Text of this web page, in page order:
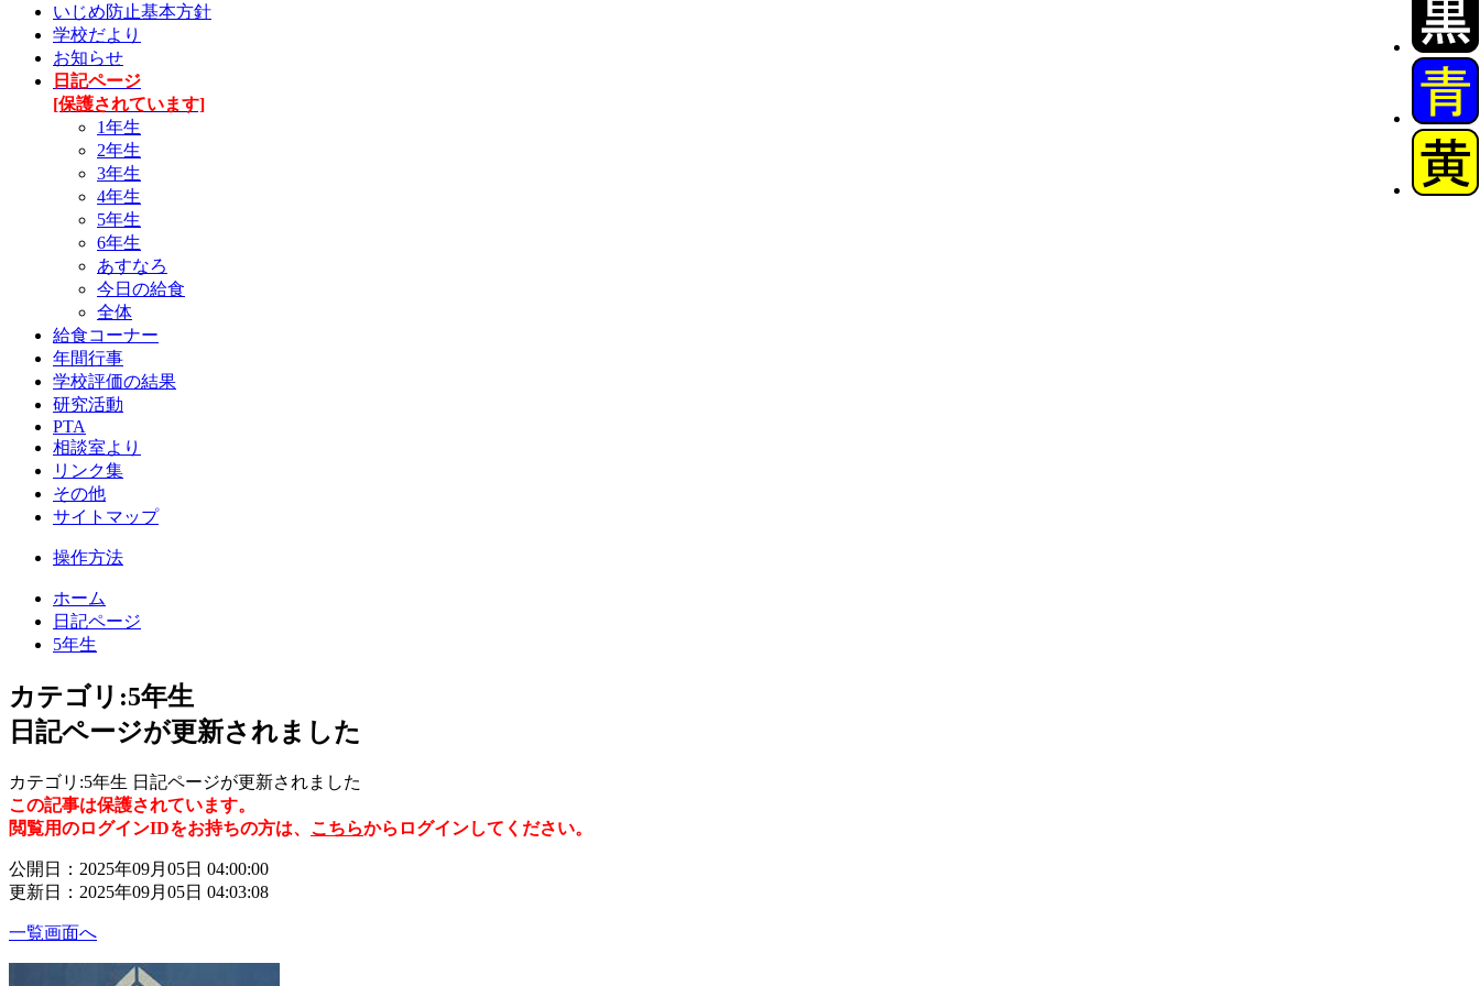
いじめ防止基本方針
学校だより
お知らせ
日記ページ
[保護されています]
1年生
2年生
3年生
4年生
5年生
6年生
あすなろ
今日の給食
全体
給食コーナー
年間行事
学校評価の結果
研究活動
PTA
相談室より
リンク集
その他
サイトマップ
操作方法
ホーム
日記ページ
5年生
カテゴリ:5年生
日記ページが更新されました
カテゴリ:5年生 日記ページが更新されました
この記事は保護されています。
閲覧用のログインIDをお持ちの方は、 こちらからログインしてください。
公開日：2025年09月05日 04:00:00
更新日：2025年09月05日 04:03:08
一覧画面へ